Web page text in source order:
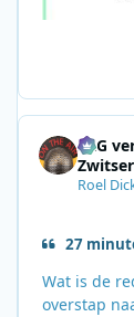
SRG
Roel
27
Wat is de
overstap